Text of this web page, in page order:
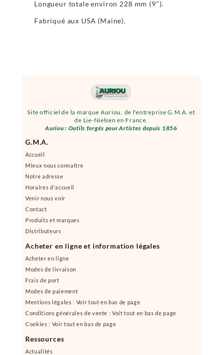
Site officiel de la marque Auriou, de l'entreprise G.M.A. et
de Lie-Nielsen en France.
Auriou : Outils forgés pour Artistes depuis 1856
G.M.A.
Accueil
Mieux nous connaître
Notre adresse
Horaires d'accueil
Venir nous voir
Contact
Produits et marques
Distributeurs
Acheter en ligne et information légales
Acheter en ligne
Modes de livraison
Frais de port
Modes de paiement
Mentions légales : Voir tout en bas de page
Conditions générales de vente : Voit tout en bas de page
Cookies : Voir tout en bas de page
Ressources
Actualités
Longueur totale environ 228 mm (9").
Fabriqué aux USA (Maine).